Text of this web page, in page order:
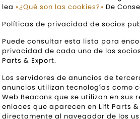
lea«¿Qué son las cookies?» De
Políticas de privacidad de socios
Puede consultar esta lista para
privacidad de cada uno de los
Parts & Export.
Los servidores de anuncios de
anuncios utilizan tecnologías como
Web Beacons que se utilizan en sus
enlaces que aparecen en Lift Parts
directamente al navegador de los